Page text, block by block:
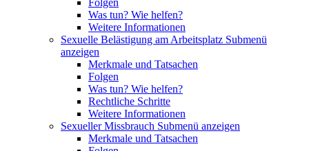
Folgen
Was tun? Wie helfen?
Weitere Informationen
Sexuelle Belästigung am Arbeitsplatz Submenü
anzeigen
Merkmale und Tatsachen
Folgen
Was tun? Wie helfen?
Rechtliche Schritte
Weitere Informationen
Sexueller Missbrauch Submenü anzeigen
Merkmale und Tatsachen